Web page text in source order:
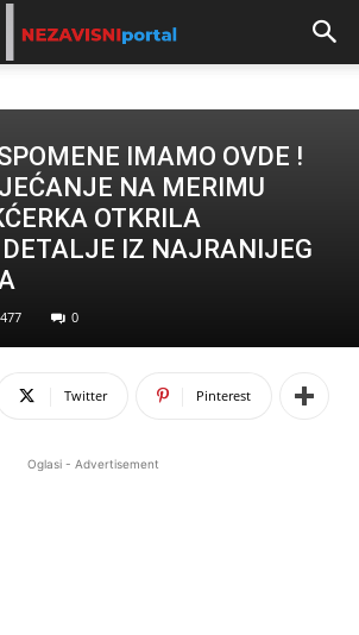
IMAMO OVDE !
NA MERIMU
OTKRILA
IZ NAJRANIJEG
0
Twitter Pinterest
Oglasi - Advertisement